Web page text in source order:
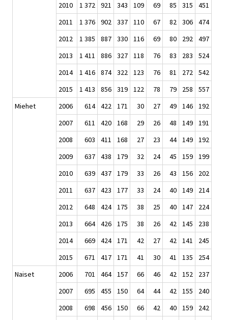
2010
1 372 921 343 109 69 85 315
451
2011
1 376 902 337 110 67 82 306
474
2012
1 385 887 330 116 69 80 292
497
2013
1 411 886 327 118 76 83 283
524
2014
1 416 874 322 123 76 81 272
542
2015
1 413 856 319 122 78 79 258
557
Miehet
2006 614 422 171 30 27 49 146
192
2007
611 420 168 29 26 48 149
191
2008
603 411 168 27 23 44 149
192
2009
637 438 179 32 24 45 159
199
2010
639 437 179 33 26 43 156
202
2011
637 423 177 33 24 40 149
214
2012
648 424 175 38 25 40 147
224
2013
664 426 175 38 26 42 145
238
2014
669 424 171 42 27 42 141
245
2015
671 417 171 41 30 41 135
254
Naiset
2006 701 464 157 66 46 42 152
237
2007
695 455 150 64 44 42 155
240
2008
698 456 150 66 42 40 159
242